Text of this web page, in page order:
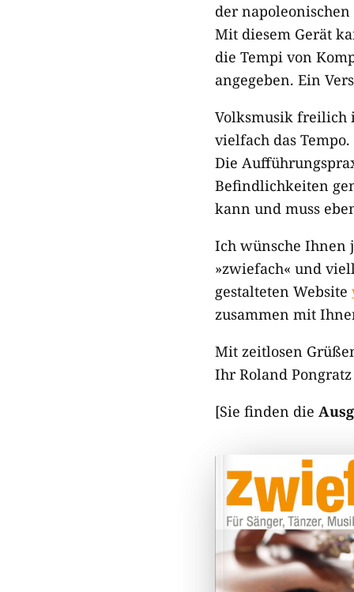
der
Mit diesem Gerät
die Tempi von
angegeben. Ein
Volksmusik freilich
vielfach das
Die
Befindlichkeiten
kann und muss
Ich wünsche Ihnen
»zwiefach« und
gestalteten Website
zusammen mit
Mit zeitlosen
Ihr Roland Pongratz
[Sie finden die